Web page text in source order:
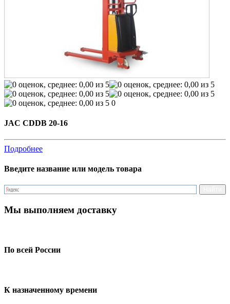
0
JAC CDDB 20-16
Подробнее
Введите название или модель товара
Мы выполняем доставку
По всей России
К назначенному времени